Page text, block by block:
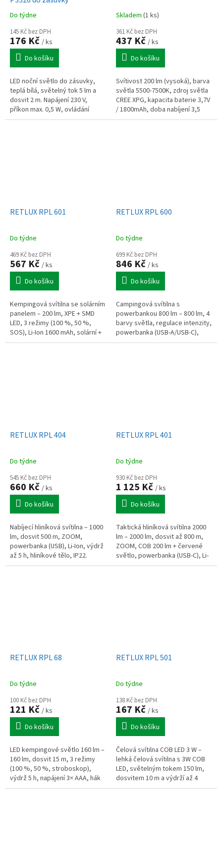
Do týdne
145 Kč bez DPH
176 Kč / ks
Do košíku
LED noční světlo do zásuvky,
teplá bílá, světelný tok 5 lm a
dosvit 2 m. Napájení 230 V,
příkon max. 0,5 W, ovládání
vypínačem.
Skladem (1 ks)
361 Kč bez DPH
437 Kč / ks
Do košíku
Svítivost 200 lm (vysoká), barva
světla 5500-7500K, zdroj světla
CREE XPG, kapacita baterie 3,7V
/ 1800mAh, doba nabíjení 3,5
hodiny (Micro USB), provozní
RETLUX RPL 601
Do týdne
469 Kč bez DPH
567 Kč / ks
Do košíku
Kempingová svítilna se solárním
panelem – 200 lm, XPE + SMD
LED, 3 režimy (100 %, 50 %,
SOS), Li-Ion 1600 mAh, solární +
Micro-USB nabíjení, výdrž 5 h,
RETLUX RPL 600
Do týdne
699 Kč bez DPH
846 Kč / ks
Do košíku
Campingová svítilna s
powerbankou 800 lm – 800 lm, 4
barvy světla, regulace intenzity,
powerbanka (USB-A/USB-C),
výdrž až 20 h, madlo + nožky,
RETLUX RPL 404
Do týdne
545 Kč bez DPH
660 Kč / ks
Do košíku
Nabíjecí hliníková svítilna – 1000
lm, dosvit 500 m, ZOOM,
powerbanka (USB), Li-Ion, výdrž
až 5 h, hliníkové tělo, IP22.
RETLUX RPL 401
Do týdne
930 Kč bez DPH
1 125 Kč / ks
Do košíku
Taktická hliníková svítilna 2000
lm – 2000 lm, dosvit až 800 m,
ZOOM, COB 200 lm + červené
světlo, powerbanka (USB-C), Li-
Ion, výdrž až 15 h, hliníkové tělo,
RETLUX RPL 68
Do týdne
100 Kč bez DPH
121 Kč / ks
Do košíku
LED kempingové světlo 160 lm –
160 lm, dosvit 15 m, 3 režimy
(100 %, 50 %, stroboskop),
výdrž 5 h, napájení 3× AAA, hák
na zavěšení, IP20, hmotnost 85
RETLUX RPL 501
Do týdne
138 Kč bez DPH
167 Kč / ks
Do košíku
Čelová svítilna COB LED 3 W –
lehká čelová svítilna s 3W COB
LED, světelným tokem 150 lm,
dosvitem 10 m a výdrží až 4
hodiny. Nabízí režimy 100 %, 50